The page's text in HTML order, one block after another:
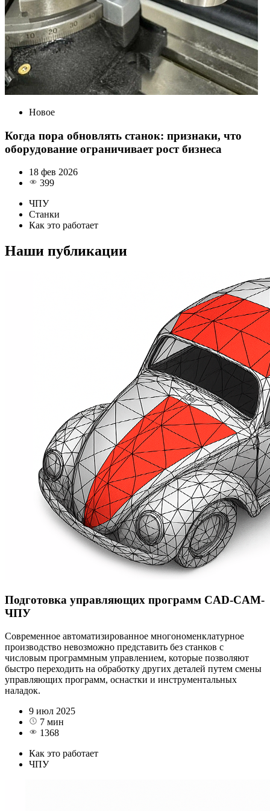
Новое
Когда пора обновлять станок: признаки, что
оборудование ограничивает рост бизнеса
18 фев 2026
399
ЧПУ
Станки
Как это работает
Наши публикации
Подготовка управляющих программ CAD-CAM-
ЧПУ
Современное автоматизированное многономенклатурное
производство невозможно представить без станков с
числовым программным управлением, которые позволяют
быстро переходить на обработку других деталей путем смены
управляющих программ, оснастки и инструментальных
наладок.
9 июл 2025
7 мин
1368
Как это работает
ЧПУ